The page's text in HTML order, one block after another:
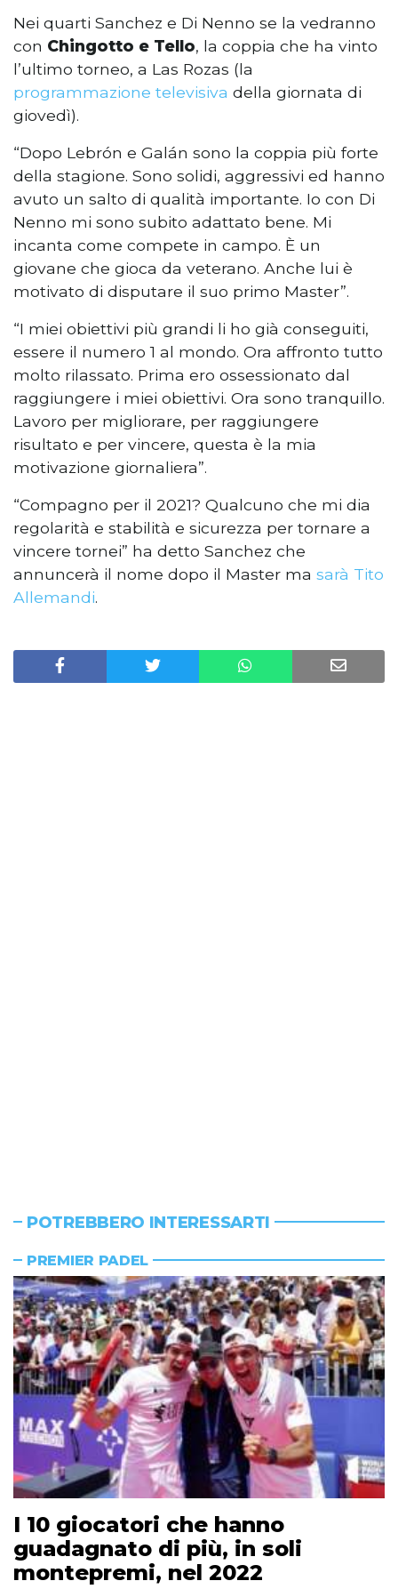
Nei quarti Sanchez e Di Nenno se la vedranno
con Chingotto e Tello, la coppia che ha vinto
l’ultimo torneo, a Las Rozas (la
programmazione televisiva della giornata di
giovedì).
“Dopo Lebrón e Galán sono la coppia più forte
della stagione. Sono solidi, aggressivi ed hanno
avuto un salto di qualità importante. Io con Di
Nenno mi sono subito adattato bene. Mi
incanta come compete in campo. È un
giovane che gioca da veterano. Anche lui è
motivato di disputare il suo primo Master”.
“I miei obiettivi più grandi li ho già conseguiti,
essere il numero 1 al mondo. Ora affronto tutto
molto rilassato. Prima ero ossessionato dal
raggiungere i miei obiettivi. Ora sono tranquillo.
Lavoro per migliorare, per raggiungere
risultato e per vincere, questa è la mia
motivazione giornaliera”.
“Compagno per il 2021? Qualcuno che mi dia
regolarità e stabilità e sicurezza per tornare a
vincere tornei” ha detto Sanchez che
annuncerà il nome dopo il Master ma sarà Tito
Allemandi.
POTREBBERO INTERESSARTI
PREMIER PADEL
I 10 giocatori che hanno
guadagnato di più, in soli
montepremi, nel 2022